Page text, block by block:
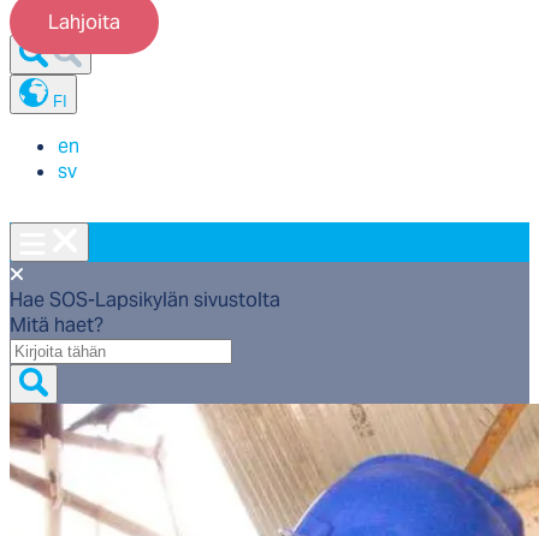
Lahjoita
FI
en
sv
Hae SOS-Lapsikylän sivustolta
Mitä haet?
Mitä
haet?